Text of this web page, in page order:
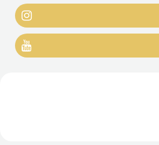

